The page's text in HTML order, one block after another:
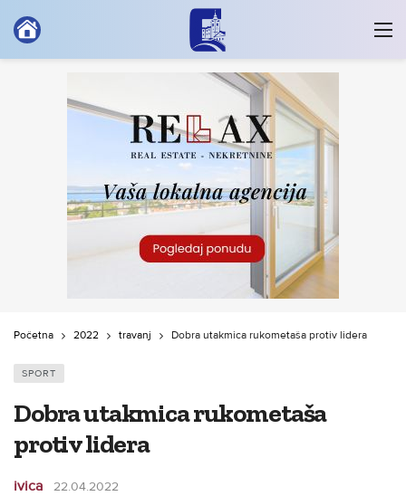
Početna 2022 travanj Dobra utakmica rukometaša protiv lidera
SPORT
Dobra utakmica rukometaša
protiv lidera
ivica 22.04.2022